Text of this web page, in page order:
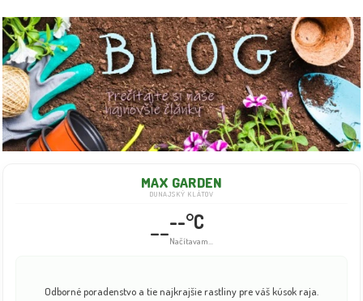
MAX GARDEN
DUNAJSKÝ KLÁTOV
----°C
Načítavam...
Odborné poradenstvo a tie najkrajšie rastliny pre váš kúsok raja.